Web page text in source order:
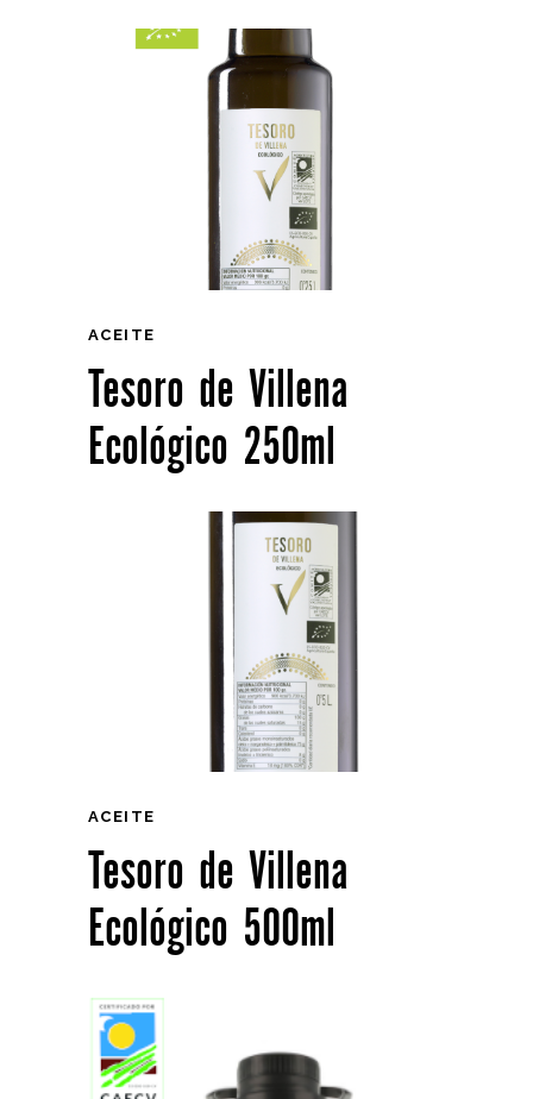
ACEITE
Tesoro de Villena
Ecológico 250ml
ACEITE
Tesoro de Villena
Ecológico 500ml